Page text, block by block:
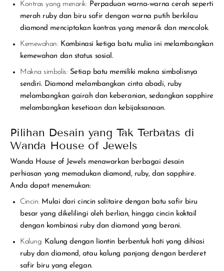
Kontras yang menarik: Perpaduan warna-warna cerah seperti
merah ruby dan biru safir dengan warna putih berkilau
diamond menciptakan kontras yang menarik dan mencolok.
Kemewahan: Kombinasi ketiga batu mulia ini melambangkan
kemewahan dan status sosial.
Makna simbolis: Setiap batu memiliki makna simbolisnya
sendiri. Diamond melambangkan cinta abadi, ruby
melambangkan gairah dan keberanian, sedangkan sapphire
melambangkan kesetiaan dan kebijaksanaan.
Pilihan Desain yang Tak Terbatas di
Wanda House of Jewels
Wanda House of Jewels menawarkan berbagai desain
perhiasan yang memadukan diamond, ruby, dan sapphire.
Anda dapat menemukan:
Cincin: Mulai dari cincin solitaire dengan batu safir biru
besar yang dikelilingi oleh berlian, hingga cincin koktail
dengan kombinasi ruby dan diamond yang berani.
Kalung: Kalung dengan liontin berbentuk hati yang dihiasi
ruby dan diamond, atau kalung panjang dengan berderet
safir biru yang elegan.